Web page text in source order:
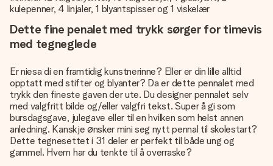
kulepenner, 4 linjaler, 1 blyantspisser og 1 viskelær
Dette fine penalet med trykk sørger for timevis
med tegneglede
Er niesa di en framtidig kunstnerinne? Eller er din lille alltid
opptatt med stifter og blyanter? Da er dette pennalet med
trykk den fineste gaven der ute. Du designer pennalet selv
med valgfritt bilde og/eller valgfri tekst. Super å gi som
bursdagsgave, julegave eller til en hvilken som helst annen
anledning. Kanskje ønsker mini seg nytt pennal til skolestart?
Dette tegnesettet i 31 deler er perfekt til både ung og
gammel. Hvem har du tenkte til å overraske?